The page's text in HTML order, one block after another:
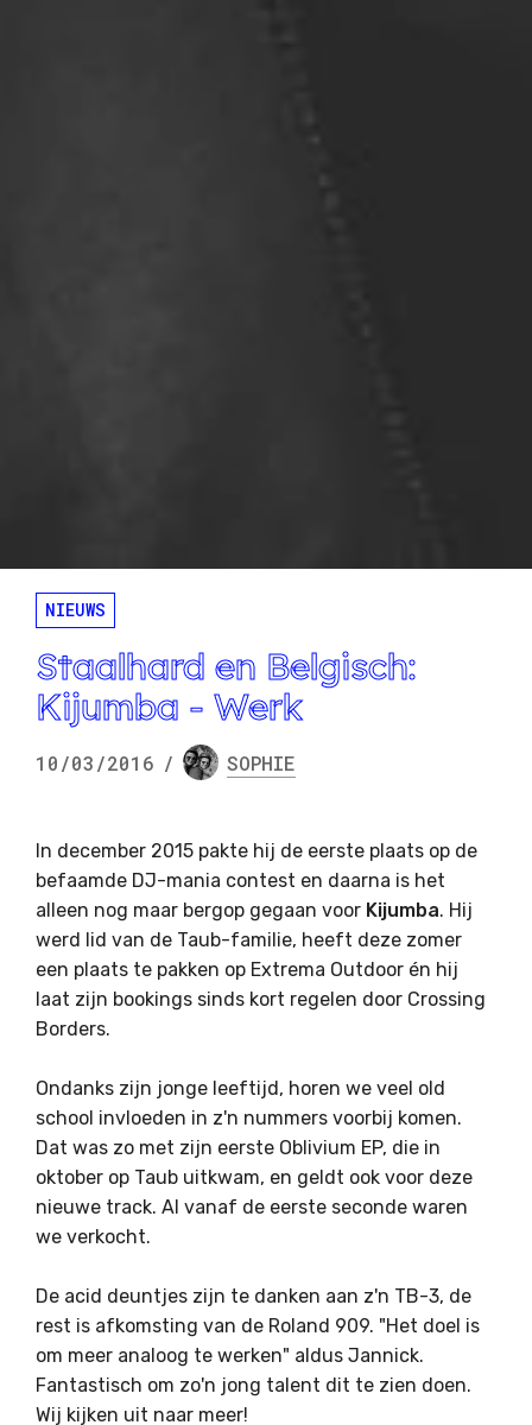
NIEUWS
Staalhard en Belgisch:
Kijumba - Werk
10/03/2016 / SOPHIE
In december 2015 pakte hij de eerste plaats op de
befaamde DJ-mania contest en daarna is het
alleen nog maar bergop gegaan voor Kijumba. Hij
werd lid van de Taub-familie, heeft deze zomer
een plaats te pakken op Extrema Outdoor én hij
laat zijn bookings sinds kort regelen door Crossing
Borders.
Ondanks zijn jonge leeftijd, horen we veel old
school invloeden in z'n nummers voorbij komen.
Dat was zo met zijn eerste Oblivium EP, die in
oktober op Taub uitkwam, en geldt ook voor deze
nieuwe track. Al vanaf de eerste seconde waren
we verkocht.
De acid deuntjes zijn te danken aan z'n TB-3, de
rest is afkomsting van de Roland 909. "Het doel is
om meer analoog te werken" aldus Jannick.
Fantastisch om zo'n jong talent dit te zien doen.
Wij kijken uit naar meer!